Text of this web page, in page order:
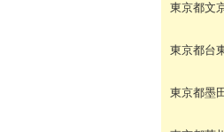
東京都文
東京都台
東京都墨